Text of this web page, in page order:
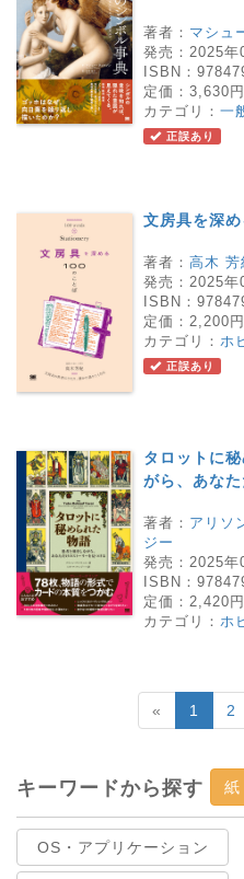
著者： マシュ
発売： 2025年
ISBN：
定価： 3,630円
カテゴリ： 一
正誤あり
文房具を深
著者： 高木 芳
発売： 2025年
ISBN：
定価： 2,200円
カテゴリ： ホ
正誤あり
タロットに
がら、あな
著者： アリソ
ジー
発売： 2025年
ISBN：
定価： 2,420円
カテゴリ： ホ
« 1 2
キーワードから探す 紙
OS・アプリケーション